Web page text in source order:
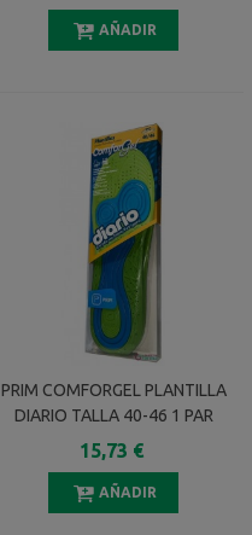
AÑADIR
PRIM COMFORGEL PLANTILLA
DIARIO TALLA 40-46 1 PAR
15,73 €
AÑADIR